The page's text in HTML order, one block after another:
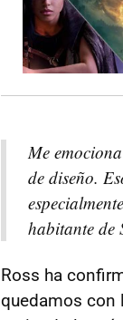
Me
de diseño.
habitante de
Ross ha
quedamos con